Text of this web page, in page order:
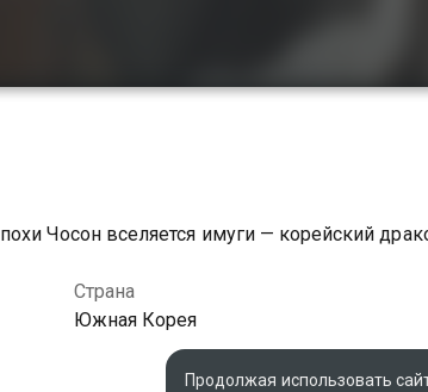
Чосон вселяется имуги — корейский
Страна
Южная Корея
Продолжая использовать